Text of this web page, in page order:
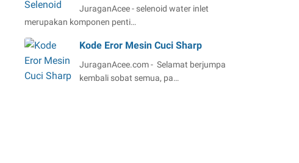
JuraganAcee - selenoid water inlet
merupakan komponen penti…
Kode Eror Mesin Cuci Sharp
JuraganAcee.com - Selamat berjumpa
kembali sobat semua, pa…